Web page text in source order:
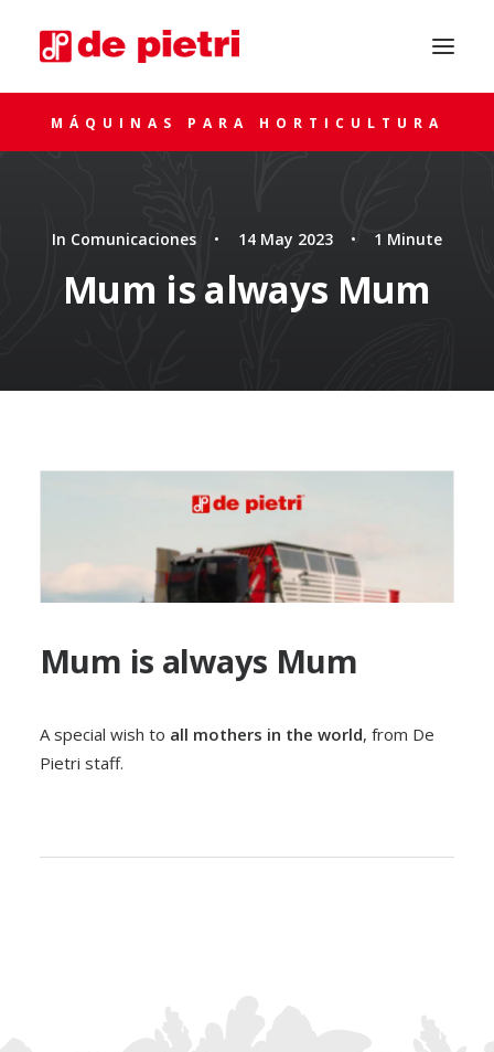
MÁQUINAS PARA HORTICULTURA
In Comunicaciones • 14 May 2023 • 1 Minute
Mum is always Mum
Mum is always Mum
A special wish to all mothers in the world, from De
Pietri staff.